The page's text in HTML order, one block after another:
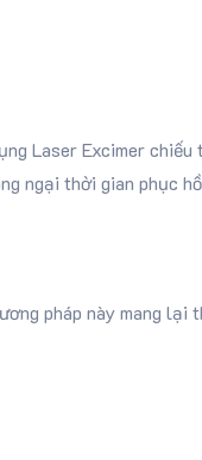
Laser Excimer
ngại thời gian phục
pháp này mang